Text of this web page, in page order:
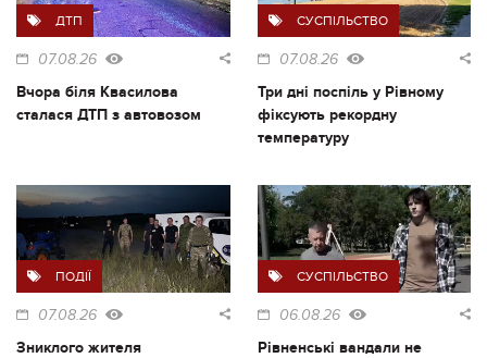
ДТП
07.08.26
Вчора біля Квасилова
сталася ДТП з автовозом
СУСПІЛЬСТВО
07.08.26
Три дні поспіль у Рівному
фіксують рекордну
температуру
ПОДІЇ
07.08.26
Зниклого жителя
СУСПІЛЬСТВО
06.08.26
Рівненські вандали не